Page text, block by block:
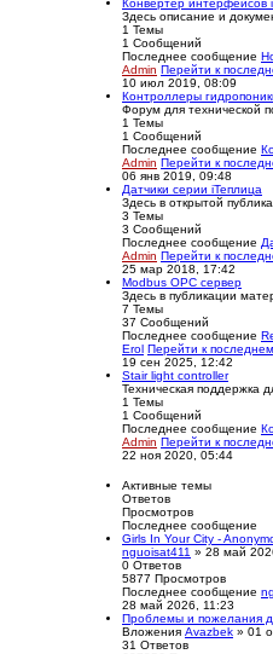
Конвертер интерфейсов
Здесь описание и
1 Темы
1 Сообщений
Последнее сообщение
Admin Перейти к
10 июл 2019, 08:09
Контроллеры
Форум для технической
1 Темы
1 Сообщений
Последнее сообщение
Admin Перейти к
06 янв 2019, 09:48
Датчики серии iТеплица
Здесь в открытой
3 Темы
3 Сообщений
Последнее сообщение
Admin Перейти к
25 мар 2018, 17:42
Modbus OPC сервер
Здесь в публикации
7 Темы
37 Сообщений
Последнее сообщение
Erol Перейти к
19 сен 2025, 12:42
Stair light controller
Техническая поддержка
1 Темы
1 Сообщений
Последнее сообщение
Admin Перейти к
22 ноя 2020, 05:44
Активные темы
Ответов
Просмотров
Последнее сообщение
Girls In Your City -
nguoisat411 » 28 май
0 Ответов
5877 Просмотров
Последнее сообщение
28 май 2026, 11:23
Проблемы и пожелания
Вложения Avazbek » 01
31 Ответов